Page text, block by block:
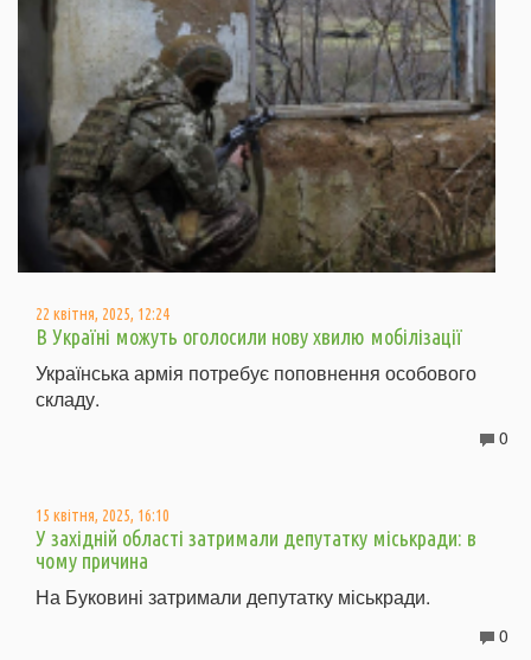
22 квітня, 2025, 12:24
В Україні можуть оголосили нову хвилю мобілізації
Українська армія потребує поповнення особового
складу.
0
15 квітня, 2025, 16:10
У західній області затримали депутатку міськради: в
чому причина
На Буковині затримали депутатку міськради.
0